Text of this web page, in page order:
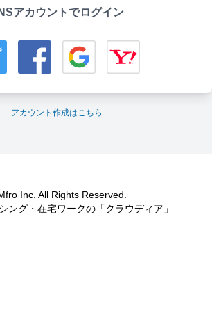
アカウントでログイン
アカウント作成はこちら
Inc. All Rights Reserved.
ング・在宅ワークの「クラウディア」